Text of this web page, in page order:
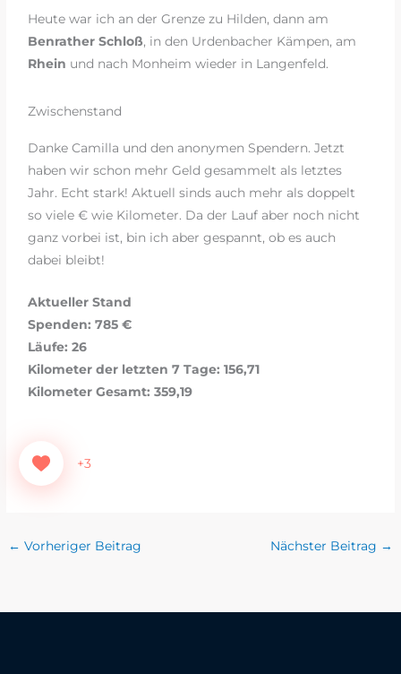
Heute war ich an der Grenze zu Hilden, dann am
Benrather Schloß, in den Urdenbacher Kämpen, am
Rhein und nach Monheim wieder in Langenfeld.
Zwischenstand
Danke Camilla und den anonymen Spendern. Jetzt
haben wir schon mehr Geld gesammelt als letztes
Jahr. Echt stark! Aktuell sinds auch mehr als doppelt
so viele € wie Kilometer. Da der Lauf aber noch nicht
ganz vorbei ist, bin ich aber gespannt, ob es auch
dabei bleibt!
Aktueller Stand
Spenden: 785 €
Läufe: 26
Kilometer der letzten 7 Tage: 156,71
Kilometer Gesamt: 359,19
+3
← Vorheriger Beitrag Nächster Beitrag →